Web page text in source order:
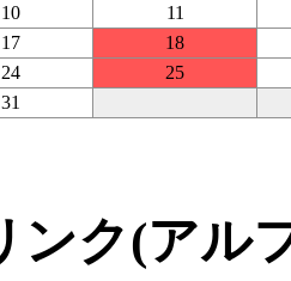
10
11
17
18
24
25
31
ンク(アル